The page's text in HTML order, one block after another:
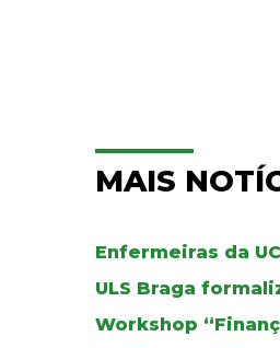
MAIS
Enfermeiras da
ULS Braga
Workshop